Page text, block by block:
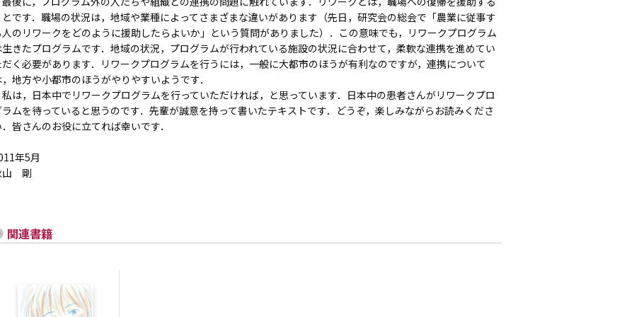
です．職場の状況は，地域や業種によってさまざまな違いがあります（先日，研究会の総会で「農業に従事す
のリワークをどのように援助したらよいか」という質問がありました）．この意味でも，リワークプログラム
きたプログラムです．地域の状況，プログラムが行われている施設の状況に合わせて，柔軟な連携を進めてい
く必要があります．リワークプログラムを行うには，一般に大都市のほうが有利なのですが，連携について
地方や小都市のほうがやりやすいようです．
，日本中でリワークプログラムを行っていただければ，と思っています．日本中の患者さんがリワークプロ
ムを待っていると思うのです．先輩が誠意を持って書いたテキストです．どうぞ，楽しみながらお読みくださ
皆さんのお役に立てれば幸いです．
年5月
山 剛
関連書籍